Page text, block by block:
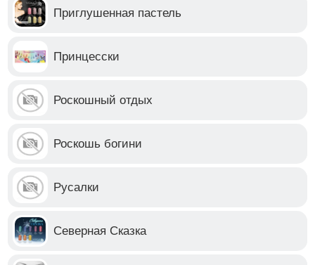
Приглушенная пастель
Принцесски
Роскошный отдых
Роскошь богини
Русалки
Северная Сказка